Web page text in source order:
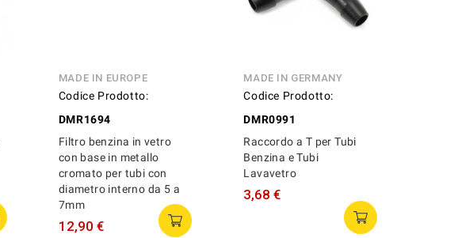
MADE IN EUROPE
Codice Prodotto:
DMR1694
Filtro benzina in vetro
con base in metallo
cromato per tubi con
diametro interno da 5 a
7mm
12,90 €
MADE IN GERMANY
Codice Prodotto:
DMR0991
Raccordo a T per Tubi
Benzina e Tubi
Lavavetro
3,68 €